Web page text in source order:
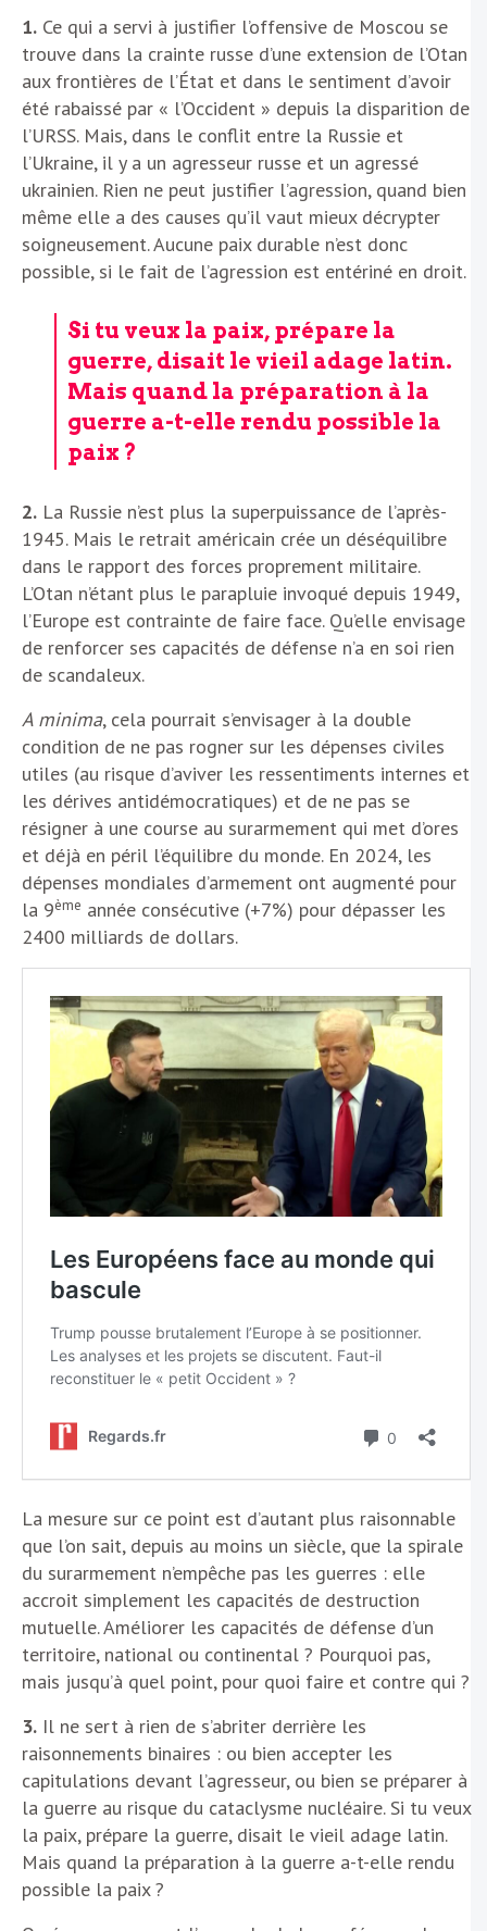
1. Ce qui a servi à justifier l’offensive de Moscou se
trouve dans la crainte russe d’une extension de l’Otan
aux frontières de l’État et dans le sentiment d’avoir
été rabaissé par « l’Occident » depuis la disparition de
l’URSS. Mais, dans le conflit entre la Russie et
l’Ukraine, il y a un agresseur russe et un agressé
ukrainien. Rien ne peut justifier l’agression, quand bien
même elle a des causes qu’il vaut mieux décrypter
soigneusement. Aucune paix durable n’est donc
possible, si le fait de l’agression est entériné en droit.
Si tu veux la paix, prépare la
guerre, disait le vieil adage latin.
Mais quand la préparation à la
guerre a-t-elle rendu possible la
paix ?
2. La Russie n’est plus la superpuissance de l’après-
1945. Mais le retrait américain crée un déséquilibre
dans le rapport des forces proprement militaire.
L’Otan n’étant plus le parapluie invoqué depuis 1949,
l’Europe est contrainte de faire face. Qu’elle envisage
de renforcer ses capacités de défense n’a en soi rien
de scandaleux.
A minima, cela pourrait s’envisager à la double
condition de ne pas rogner sur les dépenses civiles
utiles (au risque d’aviver les ressentiments internes et
les dérives antidémocratiques) et de ne pas se
résigner à une course au surarmement qui met d’ores
et déjà en péril l’équilibre du monde. En 2024, les
dépenses mondiales d’armement ont augmenté pour
la 9ème année consécutive (+7%) pour dépasser les
2400 milliards de dollars.
La mesure sur ce point est d’autant plus raisonnable
que l’on sait, depuis au moins un siècle, que la spirale
du surarmement n’empêche pas les guerres : elle
accroit simplement les capacités de destruction
mutuelle. Améliorer les capacités de défense d’un
territoire, national ou continental ? Pourquoi pas,
mais jusqu’à quel point, pour quoi faire et contre qui ?
3. Il ne sert à rien de s’abriter derrière les
raisonnements binaires : ou bien accepter les
capitulations devant l’agresseur, ou bien se préparer à
la guerre au risque du cataclysme nucléaire. Si tu veux
la paix, prépare la guerre, disait le vieil adage latin.
Mais quand la préparation à la guerre a-t-elle rendu
possible la paix ?